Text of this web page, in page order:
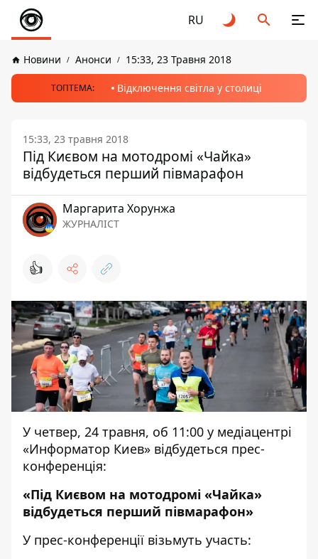
RU
Новини Анонси 15:33, 23 Травня 2018
ТОПТЕМА: Відключення світла у столиці
15:33, 23 травня 2018
Під Києвом на мотодромі «Чайка»
відбудеться перший півмарафон
Маргарита Хорунжа
ЖУРНАЛІСТ
👍
У четвер, 24 травня, об 11:00 у медіацентрі
«Информатор Киев» відбудеться прес-
конференція:
«Під Києвом на мотодромі «Чайка»
відбудеться перший півмарафон»
У прес-конференції візьмуть участь: